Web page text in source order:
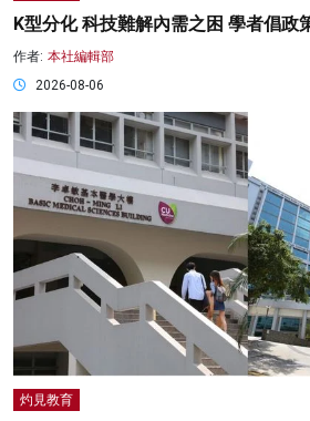
K型分化 科技難解內需之困 學者倡政
作者: 本社編輯部
2026-08-06
灼見教育